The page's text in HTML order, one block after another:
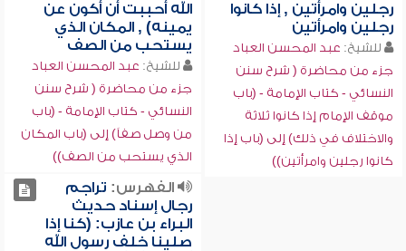
رجلين وامرأتين , إذا كانوا
رجلين وامرأتين
للشيخ: عبد المحسن العباد
جزء من محاضرة ( شرح سنن
النسائي - كتاب الإمامة - (باب
موقف الإمام إذا كانوا ثلاثة
والاختلاف في ذلك) إلى (باب إذا
كانوا رجلين وامرأتين))
الله أحببت أن أكون عن
يمينه) , المكان الذي
يستحب من الصف
للشيخ: عبد المحسن العباد
جزء من محاضرة ( شرح سنن
النسائي - كتاب الإمامة - (باب
من وصل صفاً) إلى (باب المكان
الذي يستحب من الصف))
الفهرس: تراجم
رجال إسناد حديث
البراء بن عازب: (كنا إذا
صلينا خلف رسول الله